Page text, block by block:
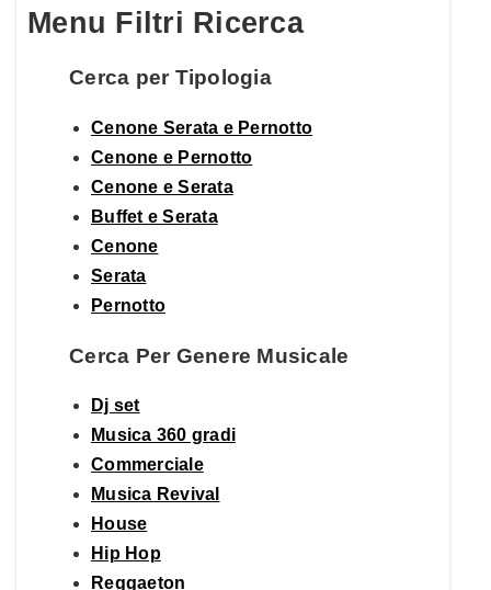
Menu Filtri Ricerca
Cerca per Tipologia
Cenone Serata e Pernotto
Cenone e Pernotto
Cenone e Serata
Buffet e Serata
Cenone
Serata
Pernotto
Cerca Per Genere Musicale
Dj set
Musica 360 gradi
Commerciale
Musica Revival
House
Hip Hop
Reggaeton